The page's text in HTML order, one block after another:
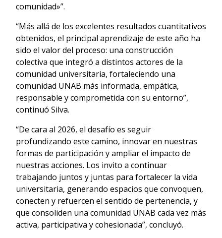
comunidad»”.
“Más allá de los excelentes resultados cuantitativos
obtenidos, el principal aprendizaje de este año ha
sido el valor del proceso: una construcción
colectiva que integró a distintos actores de la
comunidad universitaria, fortaleciendo una
comunidad UNAB más informada, empática,
responsable y comprometida con su entorno”,
continuó Silva.
“De cara al 2026, el desafío es seguir
profundizando este camino, innovar en nuestras
formas de participación y ampliar el impacto de
nuestras acciones. Los invito a continuar
trabajando juntos y juntas para fortalecer la vida
universitaria, generando espacios que convoquen,
conecten y refuercen el sentido de pertenencia, y
que consoliden una comunidad UNAB cada vez más
activa, participativa y cohesionada”, concluyó.